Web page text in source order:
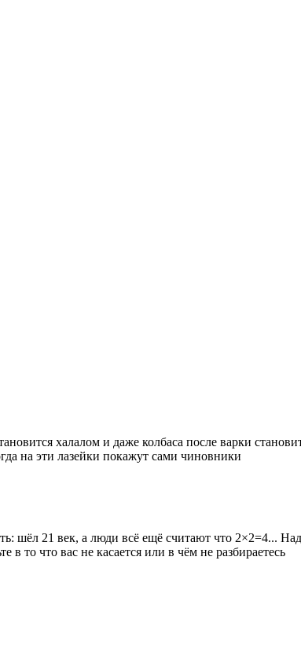
халалом и даже колбаса после варки
на эти лазейки покажут сами чиновники
шёл 21 век, а люди всё ещё считают что 2×2=4...
то что вас не касается или в чём не разбираетесь